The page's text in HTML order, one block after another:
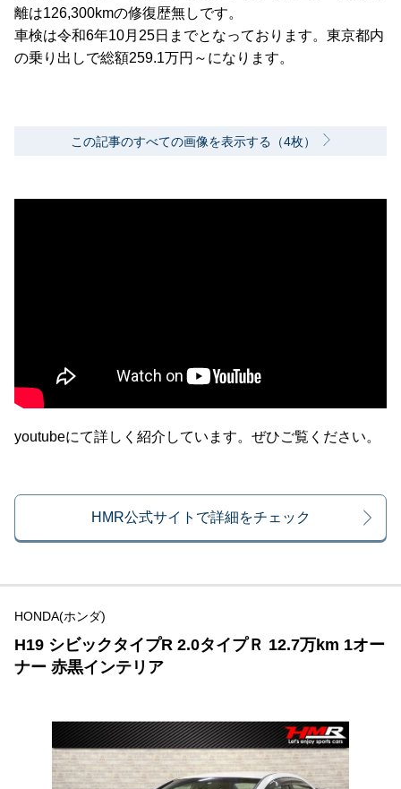
離は126,300kmの修復歴無しです。
車検は令和6年10月25日までとなっております。東京都内
の乗り出しで総額259.1万円～になります。
この記事のすべての画像を表示する（4枚）
youtubeにて詳しく紹介しています。ぜひご覧ください。
HMR公式サイトで詳細をチェック
HONDA(ホンダ)
H19 シビックタイプR 2.0タイプＲ 12.7万km 1オー
ナー 赤黒インテリア